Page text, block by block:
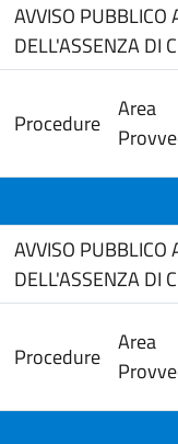
AVVISO PUBBLICO
DELL'ASSENZA DI
Procedure
Area
AVVISO PUBBLICO
DELL'ASSENZA DI
Procedure
Area